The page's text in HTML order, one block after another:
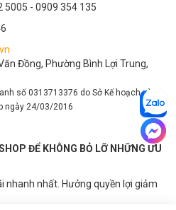
5005 - 0909 354 135
Đồng, Phường Bình Lợi Trung,
số 0313713376 do Sở Kế hoạch và
ngày 24/03/2016
ĐỂ KHÔNG BỎ LỠ NHỮNG ƯU
nhanh nhất. Hưởng quyền lợi giảm